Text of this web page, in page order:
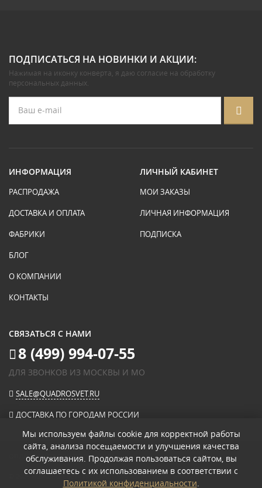
ПОДПИСАТЬСЯ НА НОВИНКИ И АКЦИИ:
Нажимая на иконку конверта, я даю согласие на обработку
персональных данных.
ИНФОРМАЦИЯ
РАСПРОДАЖА
ДОСТАВКА И ОПЛАТА
ФАБРИКИ
БЛОГ
О КОМПАНИИ
КОНТАКТЫ
ЛИЧНЫЙ КАБИНЕТ
МОИ ЗАКАЗЫ
ЛИЧНАЯ ИНФОРМАЦИЯ
ПОДПИСКА
СВЯЗАТЬСЯ С НАМИ
8 (499) 994-07-55
ДЛЯ ЗВОНКОВ ИЗ МОСКВЫ И МО
SALE@QUADROSVET.RU
ДОСТАВКА ПО ГОРОДАМ РОССИИ
ОПЛАЧИВАЙТЕ ПРИ ПОЛУЧЕНИИ
© 2026«КВАДРО СВЕТ» ИНТЕРНЕТ-МАГАЗИН СВЕТИЛЬНИКОВ.
Мы используем файлы cookie для корректной работы
сайта, анализа посещаемости и улучшения качества
обслуживания. Продолжая пользоваться сайтом, вы
соглашаетесь с их использованием в соответствии с
Политикой конфиденциальности.